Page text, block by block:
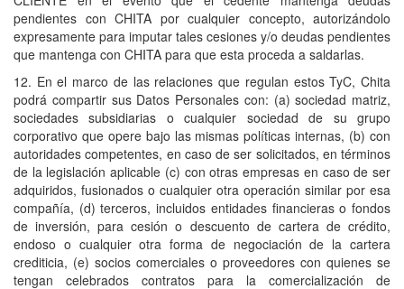
pendientes con CHITA por cualquier concepto, autorizándolo
expresamente para imputar tales cesiones y/o deudas pendientes
que mantenga con CHITA para que esta proceda a saldarlas.
12. En el marco de las relaciones que regulan estos TyC, Chita
podrá compartir sus Datos Personales con: (a) sociedad matriz,
sociedades subsidiarias o cualquier sociedad de su grupo
corporativo que opere bajo las mismas políticas internas, (b) con
autoridades competentes, en caso de ser solicitados, en términos
de la legislación aplicable (c) con otras empresas en caso de ser
adquiridos, fusionados o cualquier otra operación similar por esa
compañía, (d) terceros, incluidos entidades financieras o fondos
de inversión, para cesión o descuento de cartera de crédito,
endoso o cualquier otra forma de negociación de la cartera
crediticia, (e) socios comerciales o proveedores con quienes se
tengan celebrados contratos para la comercialización de